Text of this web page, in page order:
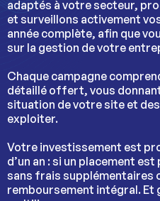
adaptés à votre secteur,
et surveillons activement
année complète, afin que
sur la gestion de votre
Chaque campagne
détaillé offert, vous
situation de votre site et
exploiter.
Votre investissement est
d’un an : si un placement
sans frais supplémentaires
remboursement intégral. Et